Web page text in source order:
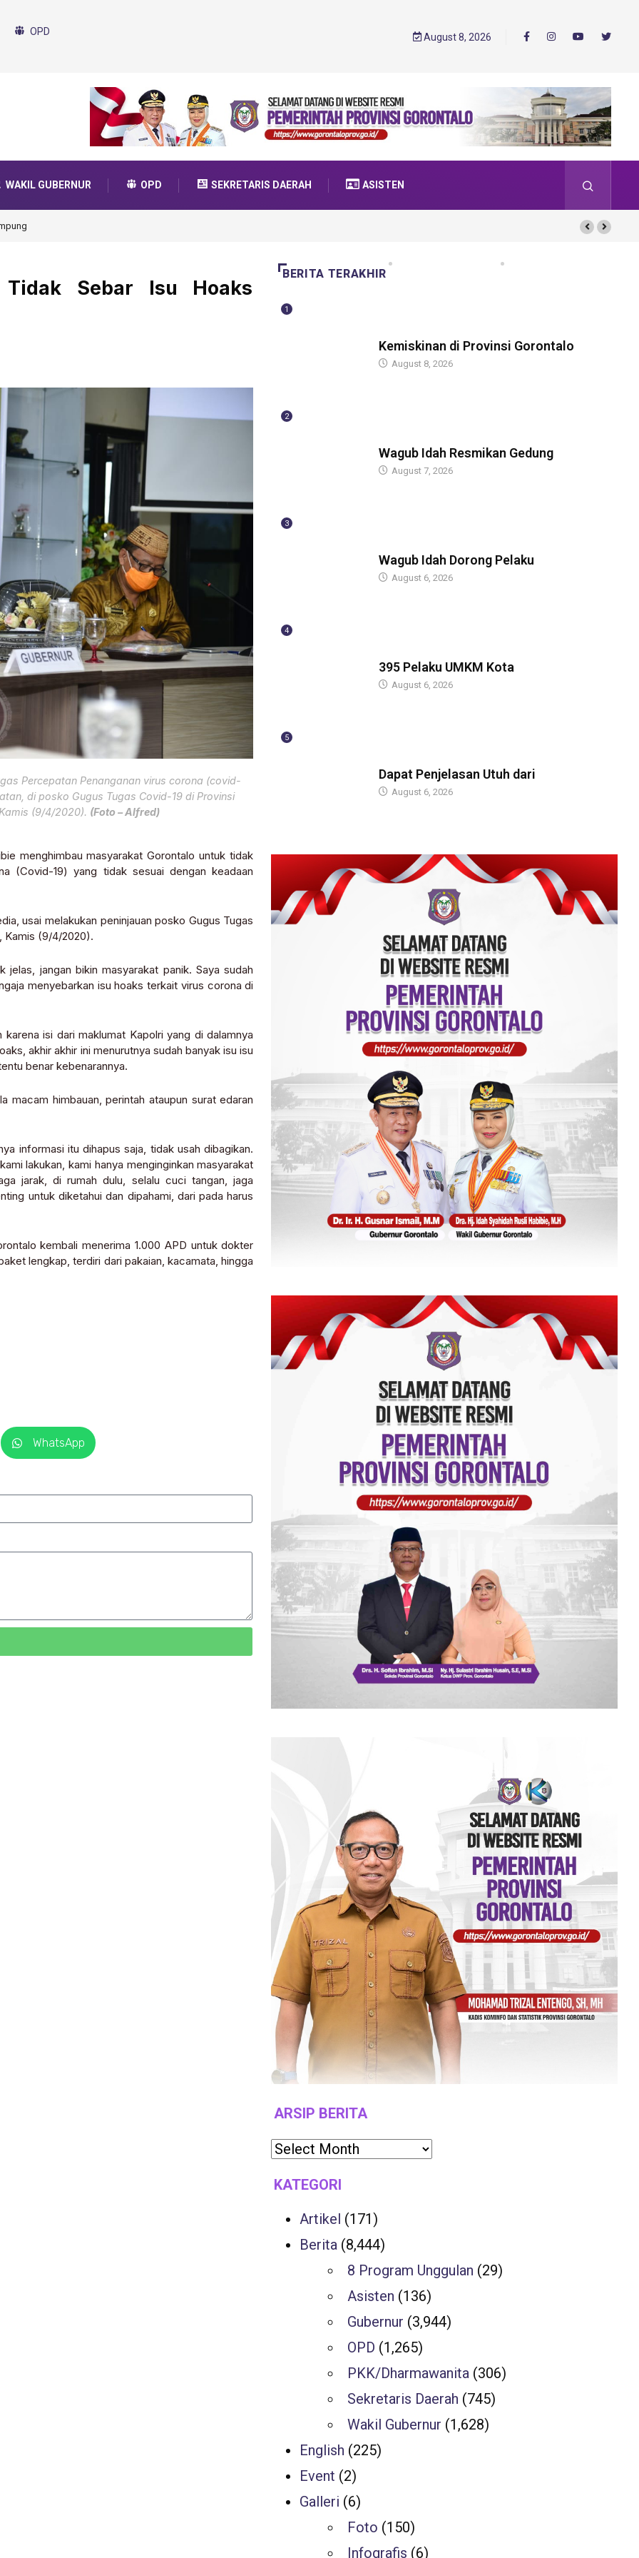
OPD August 8, 2026
WAKIL GUBERNUR OPD SEKRETARIS DAERAH ASISTEN
Transformasi 2025
Sebar Isu Hoaks
Percepatan Penanganan virus corona (covid-
di posko Gugus Tugas Covid-19 di Provinsi
(9/4/2020). (Foto – Alfred)
menghimbau masyarakat Gorontalo untuk tidak
(Covid-19) yang tidak sesuai dengan keadaan
usai melakukan peninjauan posko Gugus Tugas
Kamis (9/4/2020).
jangan bikin masyarakat panik. Saya sudah
menyebarkan isu hoaks terkait virus corona di
isi dari maklumat Kapolri yang di dalamnya
akhir akhir ini menurutnya sudah banyak isu isu
benar kebenarannya.
macam himbauan, perintah ataupun surat edaran
informasi itu dihapus saja, tidak usah dibagikan.
lakukan, kami hanya menginginkan masyarakat
jarak, di rumah dulu, selalu cuci tangan, jaga
untuk diketahui dan dipahami, dari pada harus
kembali menerima 1.000 APD untuk dokter
lengkap, terdiri dari pakaian, kacamata, hingga
WhatsApp
BERITA TERAKHIR
1
Kemiskinan di Provinsi Gorontalo
August 8, 2026
2
Wagub Idah Resmikan Gedung
August 7, 2026
3
Wagub Idah Dorong Pelaku
August 6, 2026
4
395 Pelaku UMKM Kota
August 6, 2026
5
Dapat Penjelasan Utuh dari
August 6, 2026
ARSIP BERITA
KATEGORI
Artikel (171)
Berita (8,444)
8 Program Unggulan (29)
Asisten (136)
Gubernur (3,944)
OPD (1,265)
PKK/Dharmawanita (306)
Sekretaris Daerah (745)
Wakil Gubernur (1,628)
English (225)
Event (2)
Galleri (6)
Foto (150)
Infografis (6)